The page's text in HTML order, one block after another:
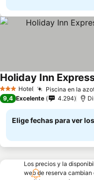
3 Estrellas
Hotel Piscina en la
9,4 Excelente 4.294
Elige fechas para ver
Los precios y la
web de reserva